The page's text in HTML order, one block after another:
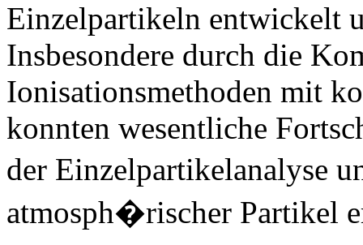
Einzelpartikeln entwickelt
Insbesondere durch die
Ionisationsmethoden mit
konnten wesentliche
der Einzelpartikelanalyse
atmosph�rischer Partikel